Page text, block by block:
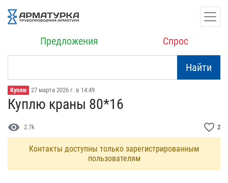
Предложения Спрос
Найти
Куплю 27 марта 2026 г. в 14:49
Куплю краны 80*16
visibility 2.7k favorite_border 2
Контакты доступны только зарегистрированным
пользователям